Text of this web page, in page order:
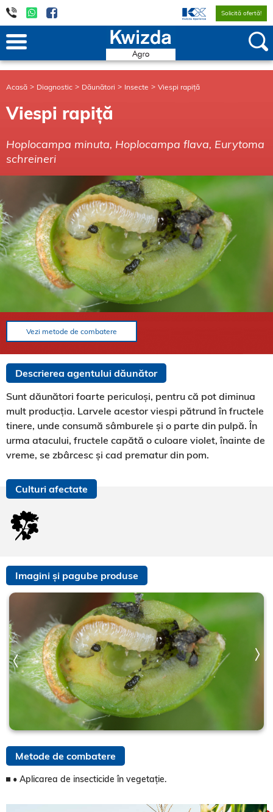
Solicită ofertă!
Acasă Diagnostic Dăunători Insecte Viespi rapiță
Viespi rapiță
Hoplocampa minuta, Hoplocampa flava, Eurytoma
schreineri
Vezi metode de combatere
Descrierea agentului dăunător
Sunt dăunători foarte periculoși, pentru că pot diminua
mult producția. Larvele acestor viespi pătrund în fructele
tinere, unde consumă sâmburele și o parte din pulpă. În
urma atacului, fructele capătă o culoare violet, înainte de
vreme, se zbârcesc și cad prematur din pom.
Culturi afectate
Imagini și pagube produse
Metode de combatere
• Aplicarea de insecticide în vegetație.